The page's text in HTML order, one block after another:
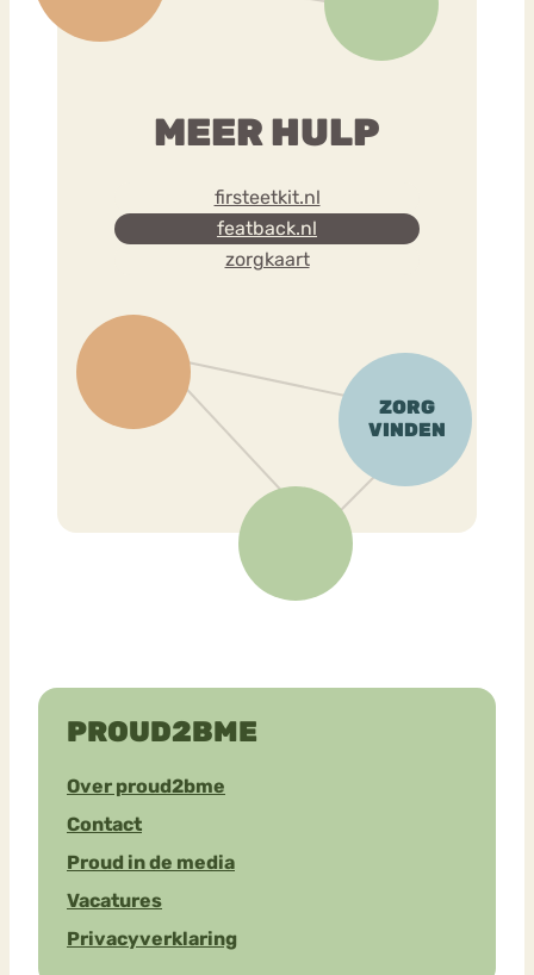
MEER HULP
firsteetkit.nl
featback.nl
zorgkaart
PROUD2BME
Over proud2bme
Contact
Proud in de media
Vacatures
Privacyverklaring